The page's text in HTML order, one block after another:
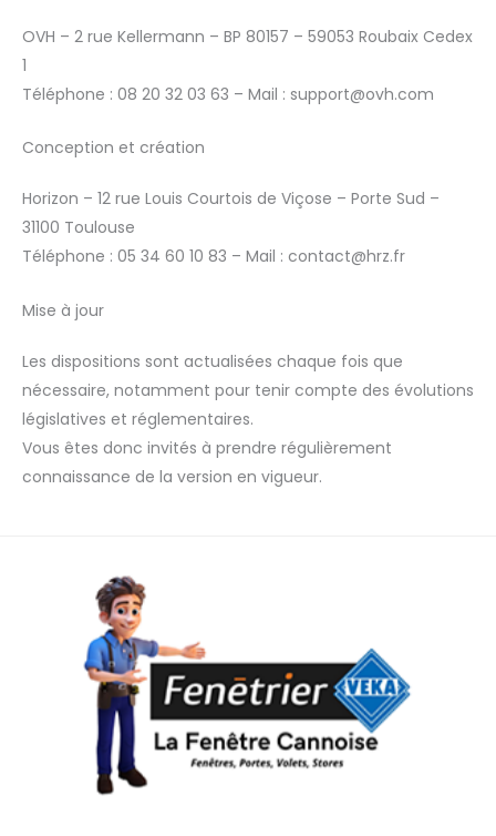
OVH – 2 rue Kellermann – BP 80157 – 59053 Roubaix Cedex
1
Téléphone : 08 20 32 03 63 – Mail : support@ovh.com
Conception et création
Horizon – 12 rue Louis Courtois de Viçose – Porte Sud –
31100 Toulouse
Téléphone : 05 34 60 10 83 – Mail : contact@hrz.fr
Mise à jour
Les dispositions sont actualisées chaque fois que
nécessaire, notamment pour tenir compte des évolutions
législatives et réglementaires.
Vous êtes donc invités à prendre régulièrement
connaissance de la version en vigueur.